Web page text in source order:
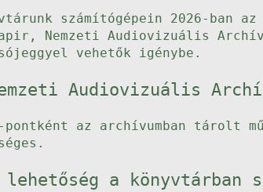
számítógépein 2026-
Nemzeti Audiovizuális
vehetők igénybe.
Audiovizuális
pontként az archívumban tárolt
lehetőség a könyvtárban